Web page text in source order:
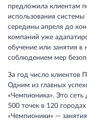
предложила клиентам
использования
середины апреля до
компаний уже
обучение или занятия в
соблюдением мер
За год число клиентов
Одним из главных
«Чемпионика». Это сеть
500 точек в 120
«Чемпионики» —